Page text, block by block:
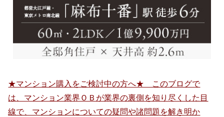
★マンション購入をご検討中の方へ★ このブログで
は、マンション業界ＯＢが業界の裏側を知り尽くした目
線で、マンションについての疑問や諸問題を解き明か